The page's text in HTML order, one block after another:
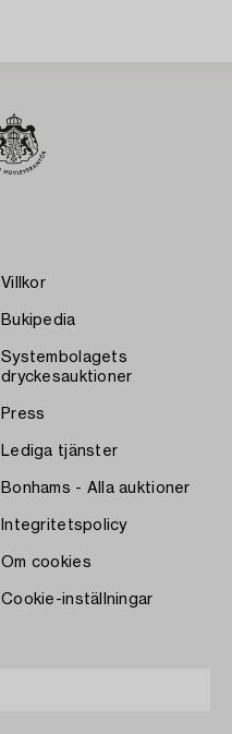
Villkor
Bukipedia
Systembolagets
dryckesauktioner
Press
Lediga tjänster
Bonhams - Alla auktioner
Integritetspolicy
Om cookies
Cookie-inställningar